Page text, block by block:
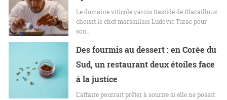
Le domaine viticole varois Bastide de Blacailloux
choisit le chef marseillais Ludovic Turac pour
son…
Des fourmis au dessert : en Corée du
Sud, un restaurant deux étoiles face
à la justice
L’affaire pourrait prêter à sourire si elle ne posait